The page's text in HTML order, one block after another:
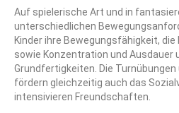
Auf spielerische Art und in
unterschiedlichen
Kinder ihre Bewegungsfähigkeit,
sowie Konzentration und Ausdauer
Grundfertigkeiten. Die Turnübungen
fördern gleichzeitig auch das
intensivieren Freundschaften.